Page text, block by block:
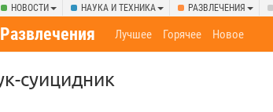
НОВОСТИ НАУКА И ТЕХНИКА РАЗВЛЕЧЕНИЯ
Развлечения Лучшее Горячее Новое
суицидник